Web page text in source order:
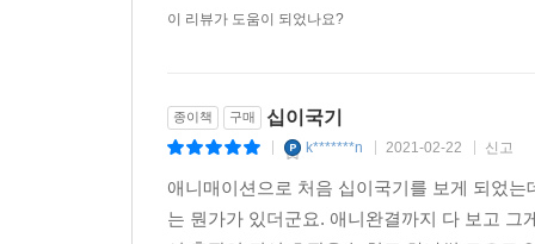
이 리뷰가 도움이 되었나요?
종이책 구매 십이국기
k*******n 2021-02-22 신고
애니매이션으로 처음 십이국기를 보게 되었
는 뭔가가 있더군요. 애니완결까지 다 보고